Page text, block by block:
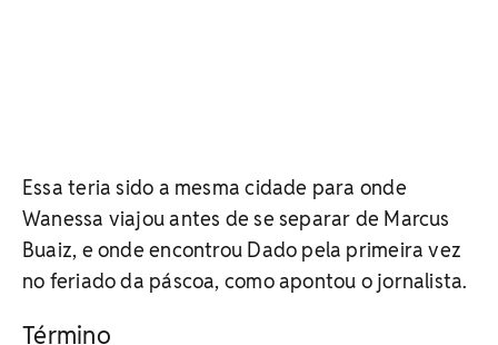
Essa teria sido a mesma cidade para onde
Wanessa viajou antes de se separar de Marcus
Buaiz, e onde encontrou Dado pela primeira vez
no feriado da páscoa, como apontou o jornalista.
Término